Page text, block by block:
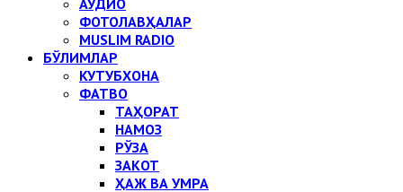
АУДИО
ФОТОЛАВҲАЛАР
MUSLIM RADIO
БЎЛИМЛАР
КУТУБХОНА
ФАТВО
ТАҲОРАТ
НАМОЗ
РЎЗА
ЗАКОТ
ҲАЖ ВА УМРА